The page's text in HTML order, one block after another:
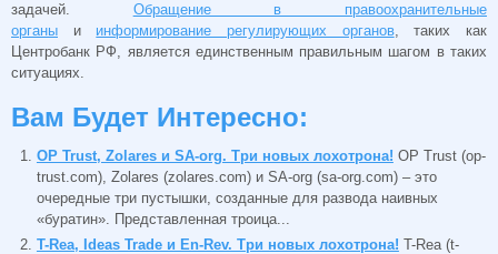
задачей. Обращение в правоохранительные
органы и информирование регулирующих органов, таких как
Центробанк РФ, является единственным правильным шагом в таких
ситуациях.
Вам Будет Интересно:
OP Trust, Zolares и SA-org. Три новых лохотрона! OP Trust (op-
trust.com), Zolares (zolares.com) и SA-org (sa-org.com) – это
очередные три пустышки, созданные для развода наивных
«буратин». Представленная троица...
T-Rea, Ideas Trade и En-Rev. Три новых лохотрона! T-Rea (t-